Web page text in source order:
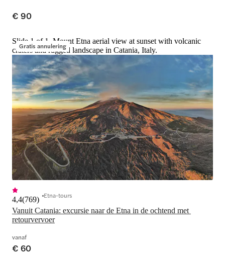
€ 90
Gratis annulering
Slide 1 of 1, Mount Etna aerial view at sunset with volcanic
craters and rugged landscape in Catania, Italy.
Vanuit Catania: excursie naar de Etna in de ochtend met
retourvervoer
4,4(769) Etna-tours
vanaf
€ 60